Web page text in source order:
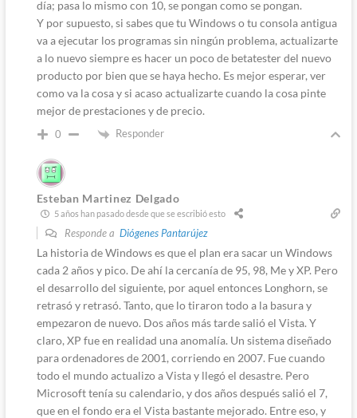
día; pasa lo mismo con 10, se pongan como se pongan.
Y por supuesto, si sabes que tu Windows o tu consola antigua
va a ejecutar los programas sin ningún problema, actualizarte
a lo nuevo siempre es hacer un poco de betatester del nuevo
producto por bien que se haya hecho. Es mejor esperar, ver
como va la cosa y si acaso actualizarte cuando la cosa pinte
mejor de prestaciones y de precio.
0 Responder
Esteban Martinez Delgado
5 años han pasado desde que se escribió esto
Responde a Diógenes Pantarújez
La historia de Windows es que el plan era sacar un Windows
cada 2 años y pico. De ahí la cercanía de 95, 98, Me y XP. Pero
el desarrollo del siguiente, por aquel entonces Longhorn, se
retrasó y retrasó. Tanto, que lo tiraron todo a la basura y
empezaron de nuevo. Dos años más tarde salió el Vista. Y
claro, XP fue en realidad una anomalía. Un sistema diseñado
para ordenadores de 2001, corriendo en 2007. Fue cuando
todo el mundo actualizo a Vista y llegó el desastre. Pero
Microsoft tenía su calendario, y dos años después salió el 7,
que en el fondo era el Vista bastante mejorado. Entre eso, y